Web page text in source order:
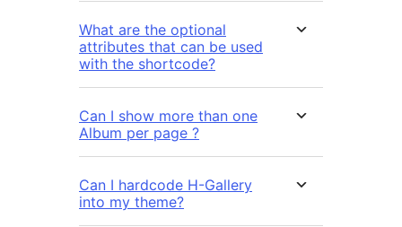
What are the optional
attributes that can be used
with the shortcode?
Can I show more than one
Album per page ?
Can I hardcode H-Gallery
into my theme?